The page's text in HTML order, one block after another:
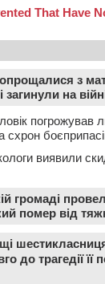
з
на
погрожував
схрон
виявили
громаді
помер від
до трагедії її